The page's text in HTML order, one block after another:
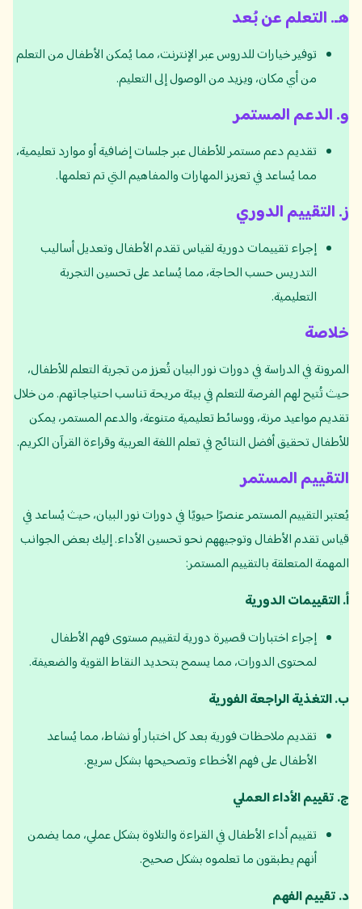
هـ.التعلم عن بُعد
توفير خيارات للدروس عبر الإنترنت، مما يُمكن الأطفال من التعلم
من أي مكان، ويزيد من الوصول إلى التعليم.
و.الدعم المستمر
تقديم دعم مستمر للأطفال عبر جلسات إضافية أو موارد تعليمية،
مما يُساعد في تعزيز المهارات والمفاهيم التي تم تعلمها.
ز.التقييم الدوري
إجراء تقييمات دورية لقياس تقدم الأطفال وتعديل أساليب
التدريس حسب الحاجة، مما يُساعد على تحسين التجربة
التعليمية.
خلاصة
المرونة في الدراسة في دورات نور البيان تُعزز من تجربة التعلم للأطفال،
حيث تُتيح لهم الفرصة للتعلم في بيئة مريحة تناسب احتياجاتهم. من خلال
تقديم مواعيد مرنة، ووسائط تعليمية متنوعة، والدعم المستمر، يمكن
للأطفال تحقيق أفضل النتائج في تعلم اللغة العربية وقراءة القرآن الكريم.
التقييم المستمر
يُعتبر التقييم المستمر عنصرًا حيويًا في دورات نور البيان، حيث يُساعد في
قياس تقدم الأطفال وتوجيههم نحو تحسين الأداء. إليك بعض الجوانب
المهمة المتعلقة بالتقييم المستمر:
أ.التقييمات الدورية
إجراء اختبارات قصيرة دورية لتقييم مستوى فهم الأطفال
لمحتوى الدورات، مما يسمح بتحديد النقاط القوية والضعيفة.
ب.التغذية الراجعة الفورية
تقديم ملاحظات فورية بعد كل اختبار أو نشاط، مما يُساعد
الأطفال على فهم الأخطاء وتصحيحها بشكل سريع.
ج.تقييم الأداء العملي
تقييم أداء الأطفال في القراءة والتلاوة بشكل عملي، مما يضمن
أنهم يطبقون ما تعلموه بشكل صحيح.
د.تقييم الفهم